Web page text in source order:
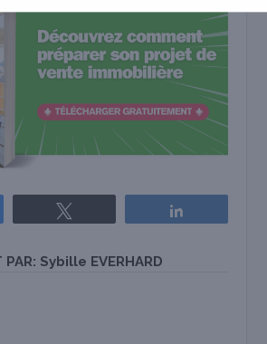
PAR: Sybille EVERHARD